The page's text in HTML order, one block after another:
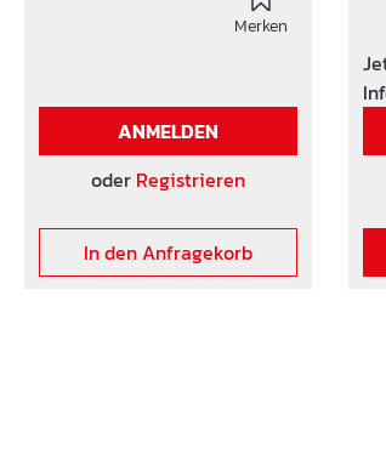
Merken
ANMELDEN
oder Registrieren
In den Anfragekorb